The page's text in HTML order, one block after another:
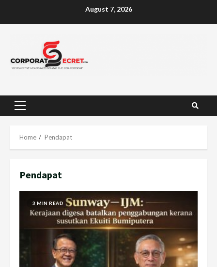
August 7, 2026
Primary
Home Pendapat
Pendapat
3 MIN READ